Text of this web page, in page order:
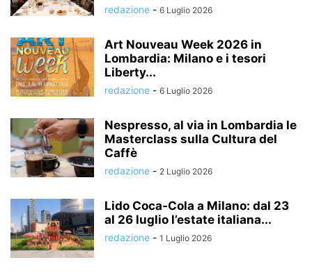
redazione - 6 Luglio 2026
Art Nouveau Week 2026 in
Lombardia: Milano e i tesori
Liberty...
redazione - 6 Luglio 2026
Nespresso, al via in Lombardia le
Masterclass sulla Cultura del
Caffè
redazione - 2 Luglio 2026
Lido Coca-Cola a Milano: dal 23
al 26 luglio l’estate italiana...
redazione - 1 Luglio 2026